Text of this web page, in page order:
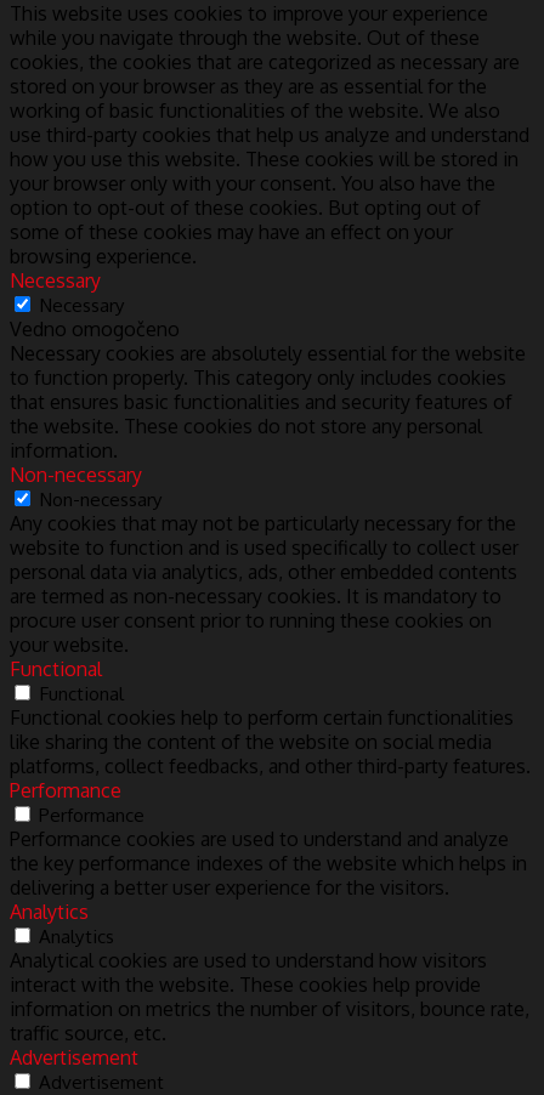
This website uses cookies to improve your experience
while you navigate through the website. Out of these
cookies, the cookies that are categorized as necessary are
stored on your browser as they are as essential for the
working of basic functionalities of the website. We also
use third-party cookies that help us analyze and understand
how you use this website. These cookies will be stored in
your browser only with your consent. You also have the
option to opt-out of these cookies. But opting out of
some of these cookies may have an effect on your
browsing experience.
Necessary
Necessary
Vedno omogočeno
Necessary cookies are absolutely essential for the website
to function properly. This category only includes cookies
that ensures basic functionalities and security features of
the website. These cookies do not store any personal
information.
Non-necessary
Non-necessary
Any cookies that may not be particularly necessary for the
website to function and is used specifically to collect user
personal data via analytics, ads, other embedded contents
are termed as non-necessary cookies. It is mandatory to
procure user consent prior to running these cookies on
your website.
Functional
Functional
Functional cookies help to perform certain functionalities
like sharing the content of the website on social media
platforms, collect feedbacks, and other third-party features.
Performance
Performance
Performance cookies are used to understand and analyze
the key performance indexes of the website which helps in
delivering a better user experience for the visitors.
Analytics
Analytics
Analytical cookies are used to understand how visitors
interact with the website. These cookies help provide
information on metrics the number of visitors, bounce rate,
traffic source, etc.
Advertisement
Advertisement